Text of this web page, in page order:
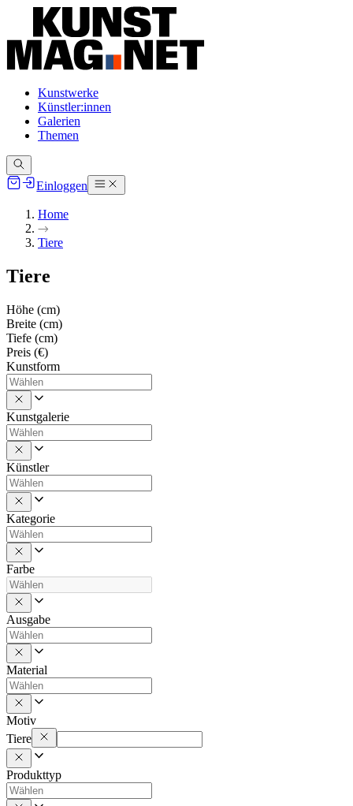
Kunstwerke
Künstler:innen
Galerien
Themen
Einloggen
Home
Tiere
Tiere
Höhe (cm)
Breite (cm)
Tiefe (cm)
Preis (€)
Kunstform
Kunstgalerie
Künstler
Kategorie
Farbe
Ausgabe
Material
Motiv
Tiere
Produkttyp